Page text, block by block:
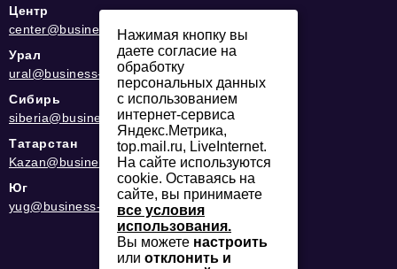
Центр
center@business-magazine.online
Урал
ural@business-magazine.online
Сибирь
siberia@business-magazine.online
Татарстан
Kazan@business-magazine.online
Юг
yug@business-magazine.online
Нажимая кнопку вы
даете согласие на
обработку
персональных данных
с использованием
интернет-сервиса
Яндекс.Метрика,
top.mail.ru, LiveInternet.
На сайте используются
cookie. Оставаясь на
сайте, вы принимаете
все условия
использования.
Вы можете настроить
или отклонить и